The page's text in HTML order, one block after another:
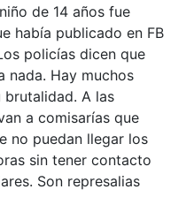
de 14 años fue
había publicado en FB
policías dicen que
nada. Hay muchos
A las
a comisarías que
no puedan llegar los
sin tener contacto
Son represalias